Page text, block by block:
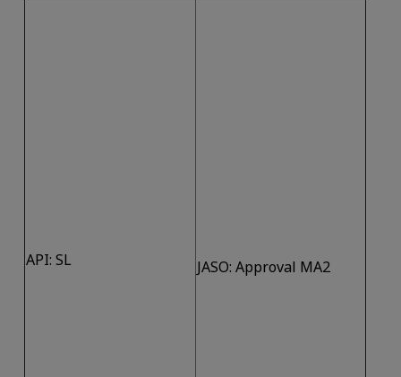
API: SL JASO: Approval MA2